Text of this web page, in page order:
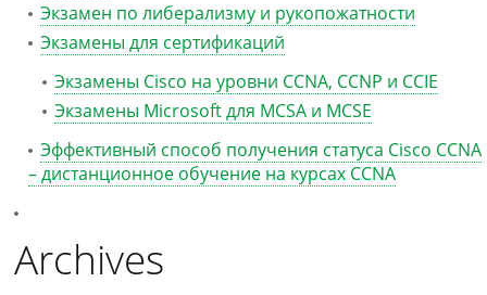
Экзамен по либерализму и рукопожатности
Экзамены для сертификаций
Экзамены Cisco на уровни CCNA, CCNP и CCIE
Экзамены Microsoft для MCSA и MCSE
Эффективный способ получения статуса Cisco CCNA
– дистанционное обучение на курсах CCNA
Archives